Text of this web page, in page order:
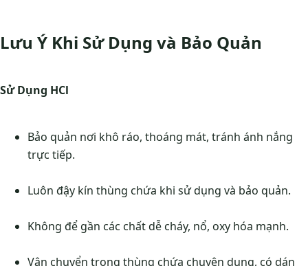
Lưu Ý Khi Sử Dụng và Bảo Quản
Sử Dụng HCl
Bảo quản nơi khô ráo, thoáng mát, tránh ánh nắng
trực tiếp.
Luôn đậy kín thùng chứa khi sử dụng và bảo quản.
Không để gần các chất dễ cháy, nổ, oxy hóa mạnh.
Vận chuyển trong thùng chứa chuyên dụng, có dán